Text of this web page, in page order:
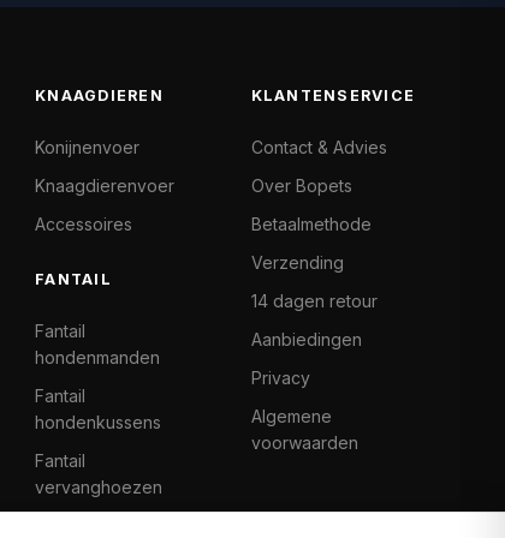
KNAAGDIEREN
Konijnenvoer
Knaagdierenvoer
Accessoires
FANTAIL
Fantail
hondenmanden
Fantail
hondenkussens
Fantail
vervanghoezen
KLANTENSERVICE
Contact & Advies
Over Bopets
Betaalmethode
Verzending
14 dagen retour
Aanbiedingen
Privacy
Algemene
voorwaarden